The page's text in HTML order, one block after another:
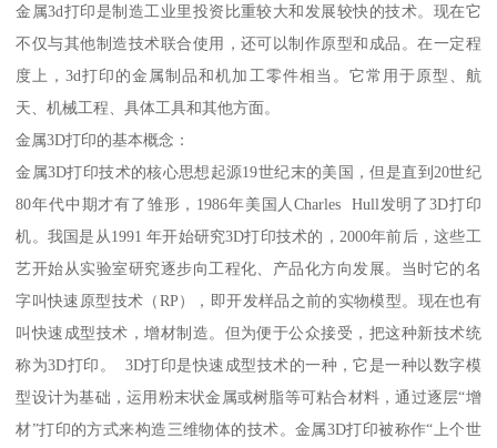
金属3d打印是制造工业里投资比重较大和发展较快的技术。现在它
不仅与其他制造技术联合使用，还可以制作原型和成品。在一定程
度上，3d打印的金属制品和机加工零件相当。它常用于原型、航
天、机械工程、具体工具和其他方面。
金属3D打印的基本概念：
金属3D打印技术的核心思想起源19世纪末的美国，但是直到20世纪
80年代中期才有了雏形，1986年美国人Charles Hull发明了3D打印
机。我国是从1991 年开始研究3D打印技术的，2000年前后，这些工
艺开始从实验室研究逐步向工程化、产品化方向发展。当时它的名
字叫快速原型技术（RP），即开发样品之前的实物模型。现在也有
叫快速成型技术，增材制造。但为便于公众接受，把这种新技术统
称为3D打印。 3D打印是快速成型技术的一种，它是一种以数字模
型设计为基础，运用粉末状金属或树脂等可粘合材料，通过逐层“增
材”打印的方式来构造三维物体的技术。金属3D打印被称作“上个世